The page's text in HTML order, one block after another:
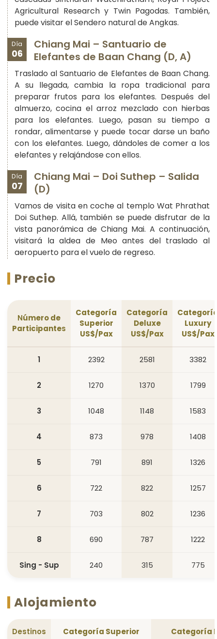
Agricultural Research y Twin Pagodas. También,
puede visitar el Sendero natural de Angkas.
Día
06
Chiang Mai – Santuario de
Elefantes de Baan Chang (D, A)
Traslado al Santuario de Elefantes de Baan Chang.
A su llegada, cambia la ropa tradicional para
preparar frutos para los elefantes. Después del
almuerzo, cocina el arroz mezclado con hierbas
para los elefantes. Luego, pasan su tiempo a
rondar, alimentarse y puede tocar darse un baño
con los elefantes. Luego, dándoles de comer a los
elefantes y relajándose con ellos.
Día
07
Chiang Mai – Doi Suthep – Salida
(D)
Vamos de visita en coche al templo Wat Phrathat
Doi Suthep. Allá, también se puede disfrutar de la
vista panorámica de Chiang Mai. A continuación,
visitará la aldea de Meo antes del traslado al
aeropuerto para el vuelo de regreso.
Precio
Número de
Participantes
Categoría
Superior
US$/Pax
Categoría
Deluxe
US$/Pax
Luxury
US$/Pax
1 2392 2581 3382
2 1270 1370 1799
3 1048 1148 1583
4 873 978 1408
5 791 891 1326
6 722 822 1257
7 703 802 1236
8 690 787 1222
Sing - Sup 240 315 775
Alojamiento
Destinos Categoría Superior Categoría